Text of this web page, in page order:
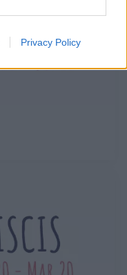
Privacy Policy